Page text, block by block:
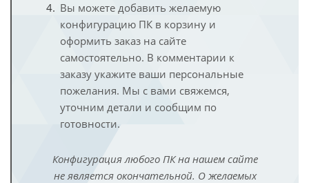
Вы можете добавить желаемую
конфигурацию ПК в корзину и
оформить заказ на сайте
самостоятельно. В комментарии к
заказу укажите ваши персональные
пожелания. Мы с вами свяжемся,
уточним детали и сообщим по
готовности.
Конфигурация любого ПК на нашем сайте
не является окончательной. О желаемых